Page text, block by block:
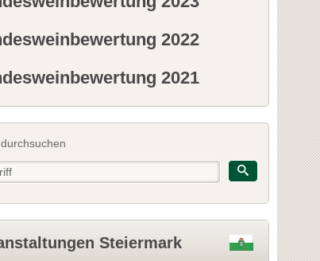
2022
2021
Steiermark